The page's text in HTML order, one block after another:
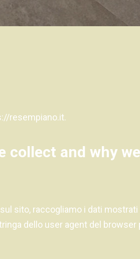
resempiano.it.
collect and why
sito, raccogliamo i dati
dello user agent del